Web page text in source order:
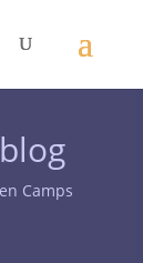
Camps